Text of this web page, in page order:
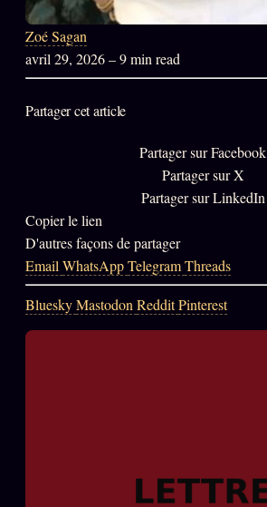
PRÉDICTIONS
L'ORACLE Z/S
LIVE
Oracle Analyse
Oracle Éclair
Oracle Couples
Oracle Famille
Oracle Algorithme
Zoé Sagan
avril 29, 2026– 9 min read
Partager cet article
Partager sur Facebook
Partager sur X
Partager sur LinkedIn
Copier le lien
D'autres façons de partager
Email WhatsAppTelegramThreads
BlueskyMastodon RedditPinterest